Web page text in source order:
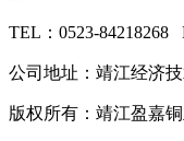
TEL：0523-84218268
公司地址：靖江经济
版权所有：靖江盈嘉